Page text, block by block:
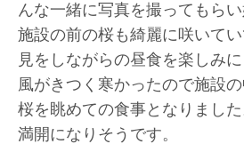
んな一緒に写真を撮ってもらい
施設の前の桜も綺麗に咲いて
見をしながらの昼食を楽しみに
風がきつく寒かったので施設
桜を眺めての食事となりまし
満開になりそうです。